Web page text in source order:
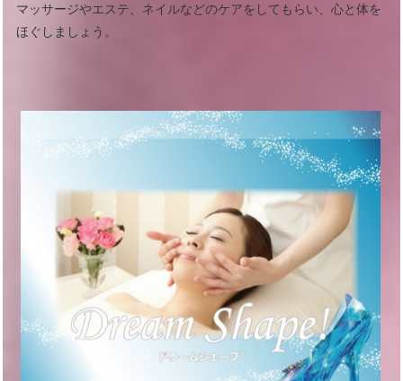
マッサージやエステ、ネイルなどのケアをしてもらい、心と体を
ほぐしましょう。